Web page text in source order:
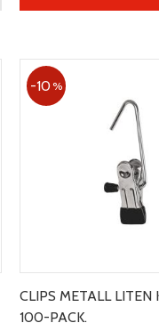
CLIPS METALL LITEN
100-PACK.
10 %